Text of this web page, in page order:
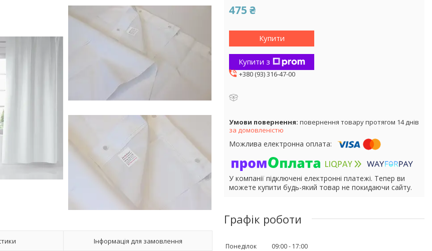
Інформація для замовлення
475 ₴
Купити
Купити з
+380 (93) 316-47-00
повернення товару протягом 14 днів
за домовленістю
У компанії підключені електронні платежі. Тепер ви
можете купити будь-який товар не покидаючи сайту.
Графік роботи
Понеділок 09:00 17:00